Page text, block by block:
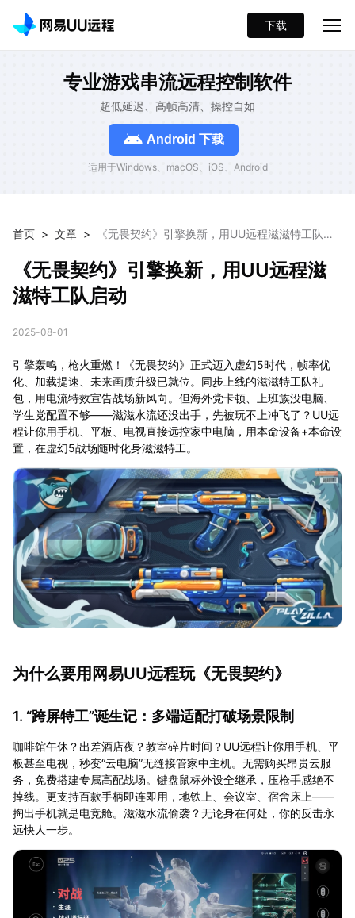
下载
专业游戏串流远程控制软件
超低延迟、高帧高清、操控自如
Android 下载
适用于Windows、macOS、iOS、Android
首页 > 文章 >
《无畏契约》引擎换新，用UU远程滋滋特工队启
《无畏契约》引擎换新，用UU远程滋
滋特工队启动
2025-08-01
引擎轰鸣，枪火重燃！《无畏契约》正式迈入虚幻5时代，帧率优
化、加载提速、未来画质升级已就位。同步上线的滋滋特工队礼
包，用电流特效宣告战场新风向。但海外党卡顿、上班族没电脑、
学生党配置不够——滋滋水流还没出手，先被玩不上冲飞了？UU远
程让你用手机、平板、电视直接远控家中电脑，用本命设备+本命设
置，在虚幻5战场随时化身滋滋特工。
为什么要用网易UU远程玩《无畏契约》
1. “跨屏特工”诞生记：多端适配打破场景限制
咖啡馆午休？出差酒店夜？教室碎片时间？UU远程让你用手机、平
板甚至电视，秒变“云电脑”无缝接管家中主机。无需购买昂贵云服
务，免费搭建专属高配战场。键盘鼠标外设全继承，压枪手感绝不
掉线。更支持百款手柄即连即用，地铁上、会议室、宿舍床上——
掏出手机就是电竞舱。滋滋水流偷袭？无论身在何处，你的反击永
远快人一步。